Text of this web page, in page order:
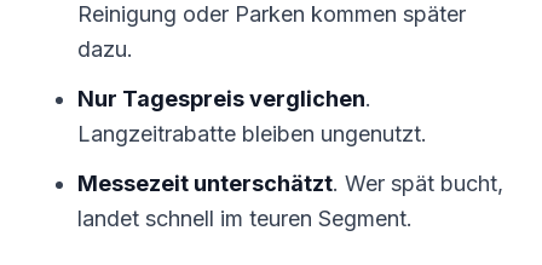
Reinigung oder Parken kommen später
dazu.
Nur Tagespreis verglichen.
Langzeitrabatte bleiben ungenutzt.
Messezeit unterschätzt. Wer spät bucht,
landet schnell im teuren Segment.